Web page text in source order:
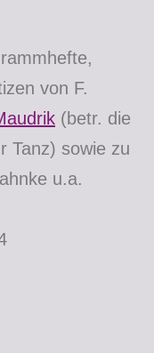
von F.
(betr. die
Tanz) sowie zu
u.a.